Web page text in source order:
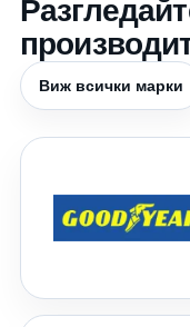
Виж всички марки